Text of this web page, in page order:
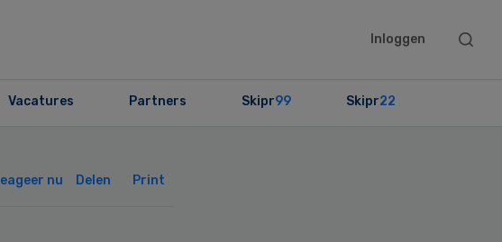
Inloggen
Search
Vacatures Partners Skipr99 Skipr22
nu Delen Print